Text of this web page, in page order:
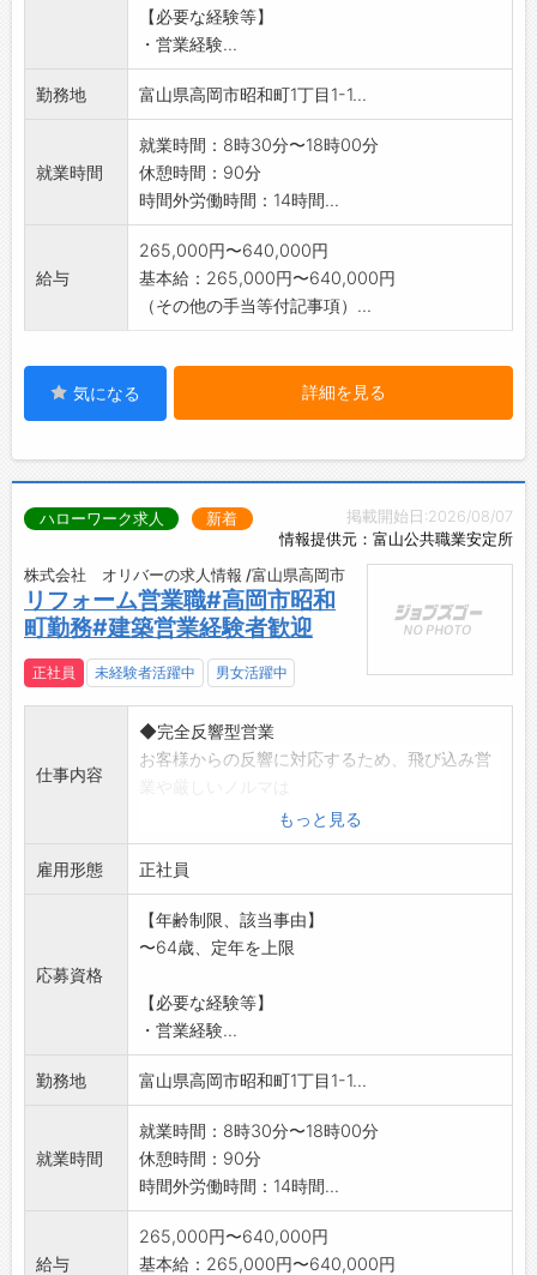
減も行い、働き
方改革に積極的です。スマホやITツールの導入
など、更なる生産
性アップを進めています。 【変更の範囲:会
【必要な経験等】
・営業経験...
勤務地 富山県高岡市昭和町1丁目1-1...
就業時間
就業時間：8時30分〜18時00分
休憩時間：90分
時間外労働時間：14時間...
給与
265,000円〜640,000円
基本給：265,000円〜640,000円
（その他の手当等付記事項）...
気になる 詳細を見る
掲載開始日:2026/08/07
情報提供元：富山公共職業安定所
ハローワーク求人 新着
株式会社 オリバーの求人情報 /富山県高岡市
リフォーム営業職#高岡市昭和
町勤務#建築営業経験者歓迎
正社員 未経験者活躍中 男女活躍中
仕事内容
◆完全反響型営業
お客様からの反響に対応するため、飛び込み営
◆資材発注や施主様との打合せ・工事担当との
打合せなど、
提案～完成、アフターフォローまでを担当しま
す。
◆工事規模は大小様々。
減も行い、働き
方改革に積極的です。スマホやITツールの導入
など、更なる生産
性アップを進めています。 【変更の範囲:会
もっと見る
雇用形態 正社員
応募資格
【年齢制限、該当事由】
〜64歳、定年を上限
【必要な経験等】
・営業経験...
勤務地 富山県高岡市昭和町1丁目1-1...
就業時間
就業時間：8時30分〜18時00分
休憩時間：90分
時間外労働時間：14時間...
給与
265,000円〜640,000円
基本給：265,000円〜640,000円